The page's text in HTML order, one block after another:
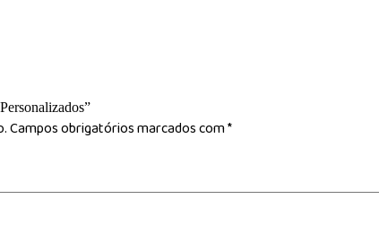
Campos obrigatórios marcados com*